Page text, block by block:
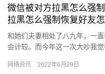
微信被对方拉黑怎么强
拉黑怎么强制恢复好友怎
和她们夫妻相处了八九年，一
会计较。而今年这一次大吵我
的同…
网络资讯 2022年6月29日